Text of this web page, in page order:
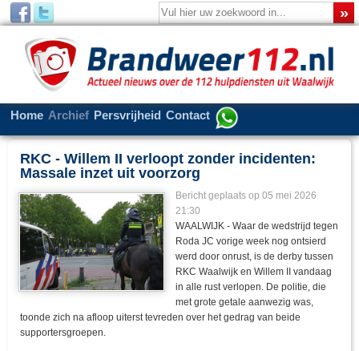
Home Archief Persvrijheid Contact
RKC - Willem II verloopt zonder incidenten:
Massale inzet uit voorzorg
Bericht geplaats op 05 mei 2026
21:30
WAALWIJK - Waar de wedstrijd tegen
Roda JC vorige week nog ontsierd
werd door onrust, is de derby tussen
RKC Waalwijk en Willem II vandaag
in alle rust verlopen. De politie, die
met grote getale aanwezig was,
toonde zich na afloop uiterst tevreden over het gedrag van beide
supportersgroepen.